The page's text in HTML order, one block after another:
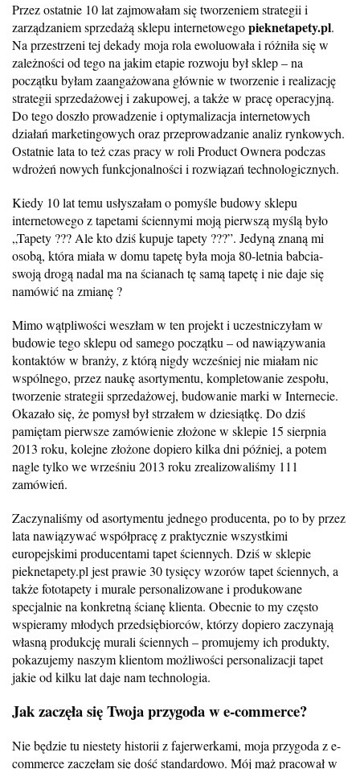
Przez ostatnie 10 lat zajmowałam się tworzeniem strategii i
zarządzaniem sprzedażą sklepu internetowegopieknetapety.pl.
Na przestrzeni tej dekady moja rola ewoluowała i różniła się w
zależności od tego na jakim etapie rozwoju był sklep – na
początku byłam zaangażowana głównie w tworzenie i realizację
strategii sprzedażowej i zakupowej, a także w pracę operacyjną.
Do tego doszło prowadzenie i optymalizacja internetowych
działań marketingowych oraz przeprowadzanie analiz rynkowych.
Ostatnie lata to też czas pracy w roli Product Ownera podczas
wdrożeń nowych funkcjonalności i rozwiązań technologicznych.
Kiedy 10 lat temu usłyszałam o pomyśle budowy sklepu
internetowego z tapetami ściennymi moją pierwszą myślą było
„Tapety ??? Ale kto dziś kupuje tapety ???”. Jedyną znaną mi
osobą, która miała w domu tapetę była moja 80-letnia babcia-
swoją drogą nadal ma na ścianach tę samą tapetę i nie daje się
namówić na zmianę ?
Mimo wątpliwości weszłam w ten projekt i uczestniczyłam w
budowie tego sklepu od samego początku – od nawiązywania
kontaktów w branży, z którą nigdy wcześniej nie miałam nic
wspólnego, przez naukę asortymentu, kompletowanie zespołu,
tworzenie strategii sprzedażowej, budowanie marki w Internecie.
Okazało się, że pomysł był strzałem w dziesiątkę. Do dziś
pamiętam pierwsze zamówienie złożone w sklepie 15 sierpnia
2013 roku, kolejne złożone dopiero kilka dni później, a potem
nagle tylko we wrześniu 2013 roku zrealizowaliśmy 111
zamówień.
Zaczynaliśmy od asortymentu jednego producenta, po to by przez
lata nawiązywać współpracę z praktycznie wszystkimi
europejskimi producentami tapet ściennych. Dziś w sklepie
pieknetapety.pl jest prawie 30 tysięcy wzorów tapet ściennych, a
także fototapety i murale personalizowane i produkowane
specjalnie na konkretną ścianę klienta. Obecnie to my często
wspieramy młodych przedsiębiorców, którzy dopiero zaczynają
własną produkcję murali ściennych – promujemy ich produkty,
pokazujemy naszym klientom możliwości personalizacji tapet
jakie od kilku lat daje nam technologia.
Jak zaczęła się Twoja przygoda w e-commerce?
Nie będzie tu niestety historii z fajerwerkami, moja przygoda z e-
commerce zaczęłam się dość standardowo. Mój mąż pracował w